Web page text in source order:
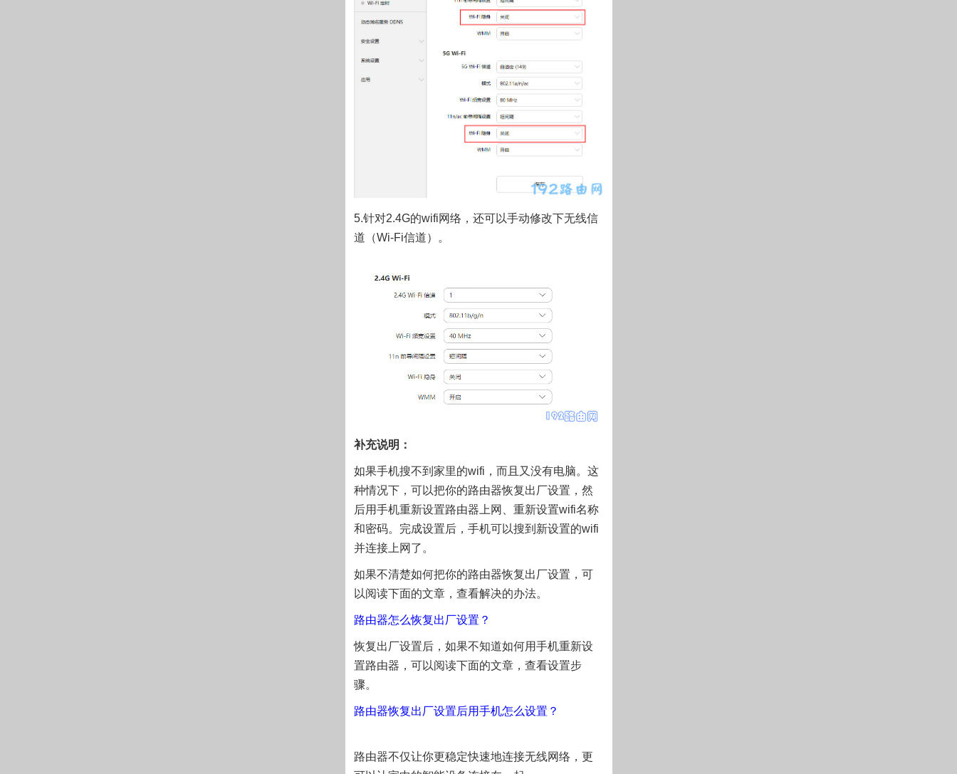
5.针对2.4G的wifi网络，还可以手动修改下无线信
道（Wi-Fi信道）。
补充说明：
如果手机搜不到家里的wifi，而且又没有电脑。这
种情况下，可以把你的路由器恢复出厂设置，然
后用手机重新设置路由器上网、重新设置wifi名称
和密码。完成设置后，手机可以搜到新设置的wifi
并连接上网了。
如果不清楚如何把你的路由器恢复出厂设置，可
以阅读下面的文章，查看解决的办法。
路由器怎么恢复出厂设置？
恢复出厂设置后，如果不知道如何用手机重新设
置路由器，可以阅读下面的文章，查看设置步
骤。
路由器恢复出厂设置后用手机怎么设置？
路由器不仅让你更稳定快速地连接无线网络，更